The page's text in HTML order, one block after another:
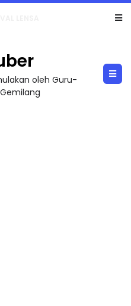
oleh Guru-